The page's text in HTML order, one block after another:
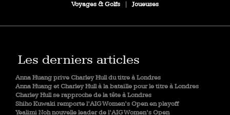
Voyages & Golfs Joueuses
Les derniers articles
Anna Huang prive Charley Hull du titre à Londres
Anna Huang et Charley Hull à la bataille pour le titre à Londres
Charley Hull se rapproche de la tête à Londres
Shiho Kuwaki remporte l’AIG Women’s Open en playoff
Yealimi Noh nouvelle leader de l’AIG Women’s Open